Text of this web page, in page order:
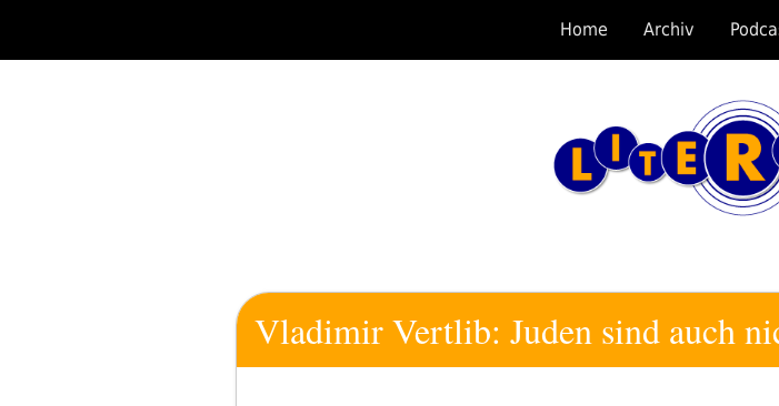
springen
Home Archiv
Vladimir Vertlib: Juden sind auch